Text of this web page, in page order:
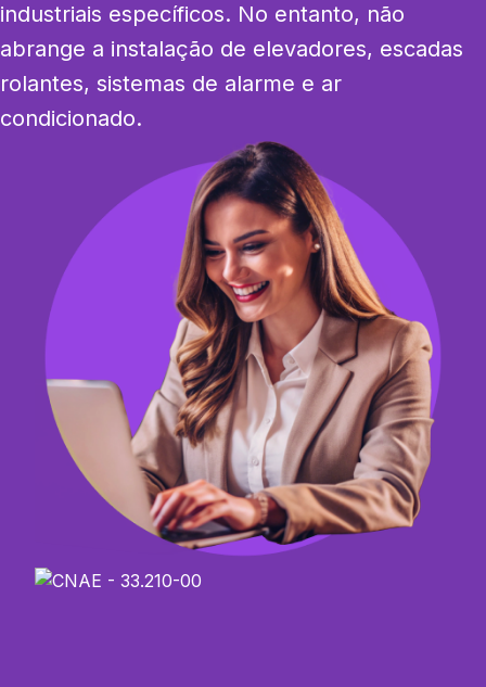
industriais específicos. No entanto, não
abrange a instalação de elevadores, escadas
rolantes, sistemas de alarme e ar
condicionado.